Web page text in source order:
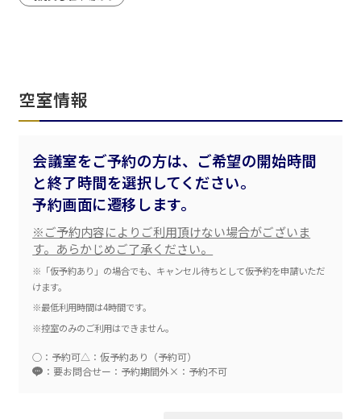
空室情報
会議室をご予約の方は、ご希望の開始時間
と終了時間を選択してください。
予約画面に遷移します。
※ご予約内容によりご利用頂けない場合がございま
す。あらかじめご了承ください。
※「仮予約あり」の場合でも、キャンセル待ちとして仮予約を申請いただ
けます。
※最低利用時間は4時間です。
※控室のみのご利用はできません。
○：予約可△：仮予約あり（予約可）
：要お問合せー：予約期間外×：予約不可
エリア／施設※複数選択可能
新宿・高田馬場エリア
ベルサール新宿グランド
新宿住友ホール
新宿住友ビル三角広場
新宿住友スカイルーム
ベルサール西新宿
ベルサール高田馬場
秋葉原・神田・東京エリア
ベルサール八重洲
ベルサール東京日本橋
ベルサール神田
飯田橋・九段・半蔵門・神保町エリア
ベルサール半蔵門
ベルサール飯田橋駅前
渋谷エリア